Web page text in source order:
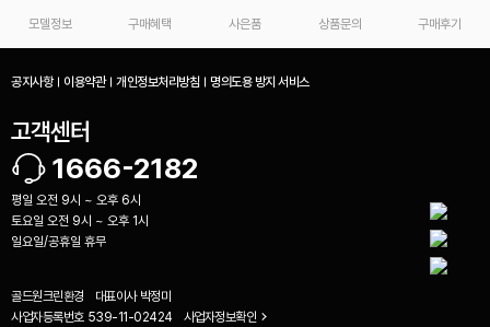
모델정보 구매혜택 사은품 상품문의 구매후기
공지사항 이용약관 개인정보처리방침 명의도용 방지 서비스
고객센터
1666-2182
평일 오전 9시 ~ 오후 6시
토요일 오전 9시 ~ 오후 1시
일요일/공휴일 휴무
골드원크린환경 대표이사 박정미
사업자등록번호 539-11-02424 사업자정보확인